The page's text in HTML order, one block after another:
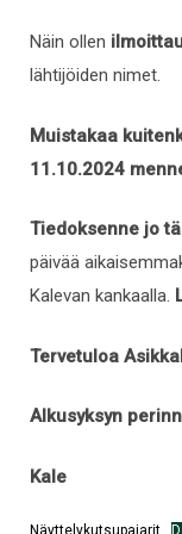
Näin ollen
lähtijöiden nimet.
Muistakaa
11.10.2024
Tiedoksenne jo
päivää
Kalevan kankaalla.
Tervetuloa
Alkusyksyn
Kale
Näyttelykutsupajarit